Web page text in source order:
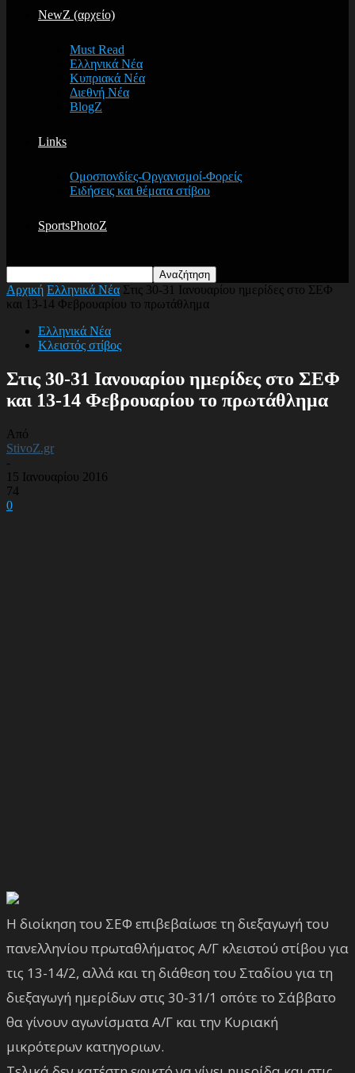
NewZ (αρχείο)
Must Read
Ελληνικά Νέα
Κυπριακά Νέα
Διεθνή Νέα
BlogZ
Links
Ομοσπονδίες-Οργανισμοί-Φορείς
Ειδήσεις και θέματα στίβου
SportsPhotoZ
Αρχική Ελληνικά Νέα Στις 30-31 Ιανουαρίου ημερίδες στο ΣΕΦ
και 13-14 Φεβρουαρίου το πρωτάθλημα
Ελληνικά Νέα
Κλειστός στίβος
Στις 30-31 Ιανουαρίου ημερίδες στο ΣΕΦ
και 13-14 Φεβρουαρίου το πρωτάθλημα
Από
StivoZ.gr
-
15 Ιανουαρίου 2016
74
0
Η διοίκηση του ΣΕΦ επιβεβαίωσε τη διεξαγωγή του
πανελληνίου πρωταθλήματος Α/Γ κλειστού στίβου για
τις 13-14/2, αλλά και τη διάθεση του Σταδίου για τη
διεξαγωγή ημερίδων στις 30-31/1 οπότε το Σάββατο
θα γίνουν αγωνίσματα Α/Γ και την Κυριακή
μικρότερων κατηγοριων.